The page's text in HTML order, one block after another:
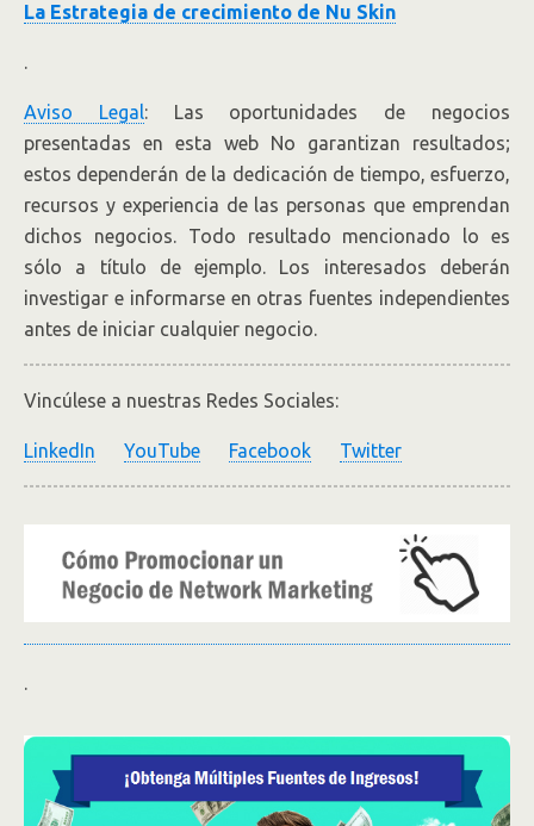
La Estrategia de crecimiento de Nu Skin
.
Aviso Legal: Las oportunidades de negocios
presentadas en esta web No garantizan resultados;
estos dependerán de la dedicación de tiempo, esfuerzo,
recursos y experiencia de las personas que emprendan
dichos negocios. Todo resultado mencionado lo es
sólo a título de ejemplo. Los interesados deberán
investigar e informarse en otras fuentes independientes
antes de iniciar cualquier negocio.
Vincúlese a nuestras Redes Sociales:
LinkedIn YouTube Facebook Twitter